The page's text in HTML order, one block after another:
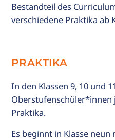
Bestandteil des
verschiedene Praktika ab
PRAKTIKA
In den Klassen 9, 10 und
Oberstufenschüler*innen
Praktika.
Es beginnt in Klasse neun